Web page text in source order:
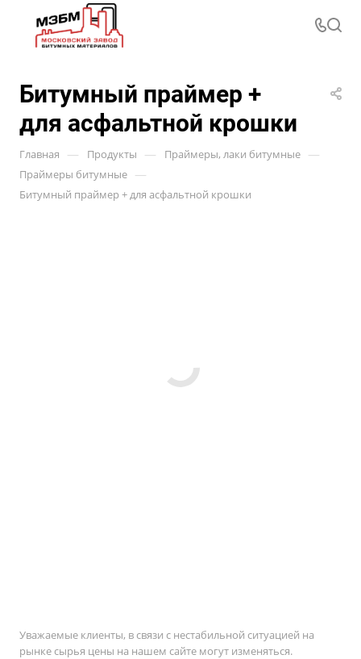
Битумный праймер +
для асфальтной крошки
Главная — Продукты — Праймеры, лаки битумные —
Праймеры битумные —
Битумный праймер + для асфальтной крошки
Уважаемые клиенты, в связи с нестабильной ситуацией на
рынке сырья цены на нашем сайте могут изменяться.